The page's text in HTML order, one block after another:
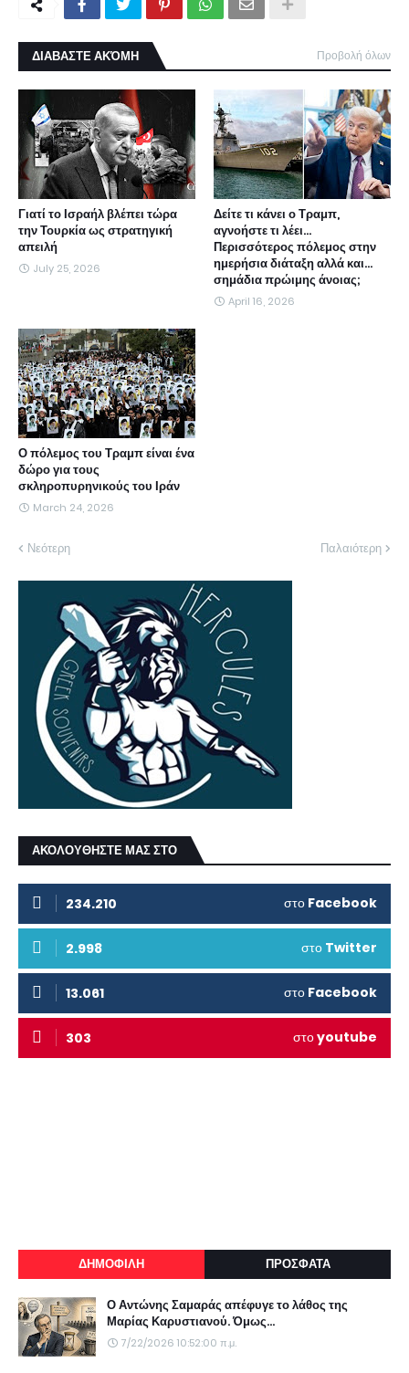
ΔΙΑΒΑΣΤΕ ΑΚΌΜΗ Προβολή όλων
Γιατί το Ισραήλ βλέπει τώρα
την Τουρκία ως στρατηγική
απειλή
July 25, 2026
Δείτε τι κάνει ο Τραμπ,
αγνοήστε τι λέει...
Περισσότερος πόλεμος στην
ημερήσια διάταξη αλλά και...
σημάδια πρώιμης άνοιας;
April 16, 2026
Ο πόλεμος του Τραμπ είναι ένα
δώρο για τους
σκληροπυρηνικούς του Ιράν
March 24, 2026
Νεότερη Παλαιότερη
ΑΚΟΛΟΥΘΗΣΤΕ ΜΑΣ ΣΤΟ
234.210 στο Facebook
2.998 στο Twitter
13.061 στο Facebook
303 στοyoutube
ΔΗΜΟΦΙΛΗ ΠΡΟΣΦΑΤΑ
Ο Αντώνης Σαμαράς απέφυγε το λάθος της
Μαρίας Καρυστιανού. Όμως...
7/22/2026 10:52:00 π.μ.